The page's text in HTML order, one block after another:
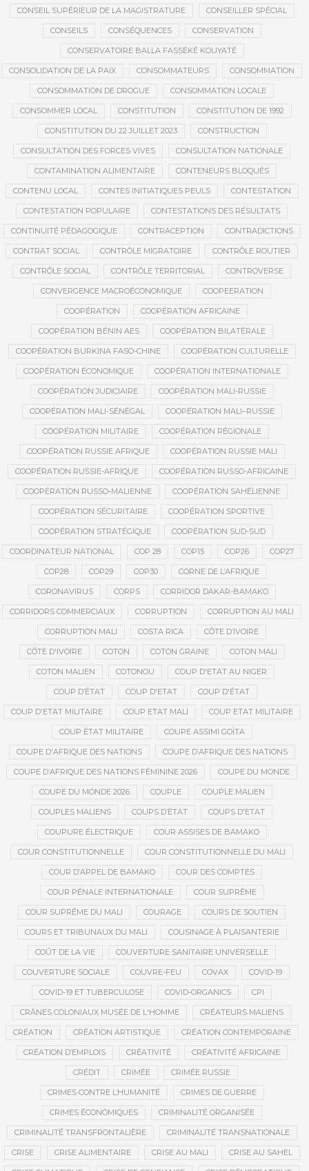
CONSEIL SUPÉRIEUR DE LA MAGISTRATURE CONSEILLER SPÉCIAL
CONSEILS CONSÉQUENCES CONSERVATION
CONSERVATOIRE BALLA FASSÉKÉ KOUYATÉ
CONSOLIDATION DE LA PAIX CONSOMMATEURS CONSOMMATION
CONSOMMATION DE DROGUE CONSOMMATION LOCALE
CONSOMMER LOCAL CONSTITUTION CONSTITUTION DE 1992
CONSTITUTION DU 22 JUILLET 2023 CONSTRUCTION
CONSULTATION DES FORCES VIVES CONSULTATION NATIONALE
CONTAMINATION ALIMENTAIRE CONTENEURS BLOQUÉS
CONTENU LOCAL CONTES INITIATIQUES PEULS CONTESTATION
CONTESTATION POPULAIRE CONTESTATIONS DES RÉSULTATS
CONTINUITÉ PÉDAGOGIQUE CONTRACEPTION CONTRADICTIONS
CONTRAT SOCIAL CONTRÔLE MIGRATOIRE CONTRÔLE ROUTIER
CONTRÔLE SOCIAL CONTRÔLE TERRITORIAL CONTROVERSE
CONVERGENCE MACROÉCONOMIQUE COOPEERATION
COOPÉRATION COOPÉRATION AFRICAINE
COOPÉRATION BÉNIN AES COOPÉRATION BILATÉRALE
COOPÉRATION BURKINA FASO-CHINE COOPÉRATION CULTURELLE
COOPÉRATION ÉCONOMIQUE COOPÉRATION INTERNATIONALE
COOPÉRATION JUDICIAIRE COOPÉRATION MALI-RUSSIE
COOPÉRATION MALI-SÉNÉGAL COOPÉRATION MALI–RUSSIE
COOPÉRATION MILITAIRE COOPÉRATION RÉGIONALE
COOPÉRATION RUSSIE AFRIQUE COOPÉRATION RUSSIE MALI
COOPÉRATION RUSSIE-AFRIQUE COOPÉRATION RUSSO-AFRICAINE
COOPÉRATION RUSSO-MALIENNE COOPÉRATION SAHÉLIENNE
COOPÉRATION SÉCURITAIRE COOPÉRATION SPORTIVE
COOPÉRATION STRATÉGIQUE COOPÉRATION SUD-SUD
COORDINATEUR NATIONAL COP 28 COP15 COP26 COP27
COP28 COP29 COP30 CORNE DE L’AFRIQUE
CORONAVIRUS CORPS CORRIDOR DAKAR-BAMAKO
CORRIDORS COMMERCIAUX CORRUPTION CORRUPTION AU MALI
CORRUPTION MALI COSTA RICA CÔTE D’IVOIRE
CÔTE D'IVOIRE COTON COTON GRAINE COTON MALI
COTON MALIEN COTONOU COUP D'ETAT AU NIGER
COUP D’ÉTAT COUP D'ETAT COUP D'ÉTAT
COUP D'ETAT MILITAIRE COUP ETAT MALI COUP ETAT MILITAIRE
COUP ÉTAT MILITAIRE COUPE ASSIMI GOÏTA
COUPE D'AFRIQUE DES NATIONS COUPE D’AFRIQUE DES NATIONS
COUPE D’AFRIQUE DES NATIONS FÉMININE 2026 COUPE DU MONDE
COUPE DU MONDE 2026 COUPLE COUPLE MALIEN
COUPLES MALIENS COUPS D’ÉTAT COUPS D'ETAT
COUPURE ÉLECTRIQUE COUR ASSISES DE BAMAKO
COUR CONSTITUTIONNELLE COUR CONSTITUTIONNELLE DU MALI
COUR D’APPEL DE BAMAKO COUR DES COMPTES
COUR PÉNALE INTERNATIONALE COUR SUPRÊME
COUR SUPRÊME DU MALI COURAGE COURS DE SOUTIEN
COURS ET TRIBUNAUX DU MALI COUSINAGE À PLAISANTERIE
COÛT DE LA VIE COUVERTURE SANITAIRE UNIVERSELLE
COUVERTURE SOCIALE COUVRE-FEU COVAX COVID-19
COVID-19 ET TUBERCULOSE COVID-ORGANICS CPI
CRÂNES COLONIAUX MUSÉE DE L'HOMME CRÉATEURS MALIENS
CRÉATION CRÉATION ARTISTIQUE CRÉATION CONTEMPORAINE
CRÉATION D’EMPLOIS CRÉATIVITÉ CRÉATIVITÉ AFRICAINE
CRÉDIT CRIMÉE CRIMÉE RUSSIE
CRIMES CONTRE L’HUMANITÉ CRIMES DE GUERRE
CRIMES ÉCONOMIQUES CRIMINALITÉ ORGANISÉE
CRIMINALITÉ TRANSFRONTALIÈRE CRIMINALITÉ TRANSNATIONALE
CRISE CRISE ALIMENTAIRE CRISE AU MALI CRISE AU SAHEL